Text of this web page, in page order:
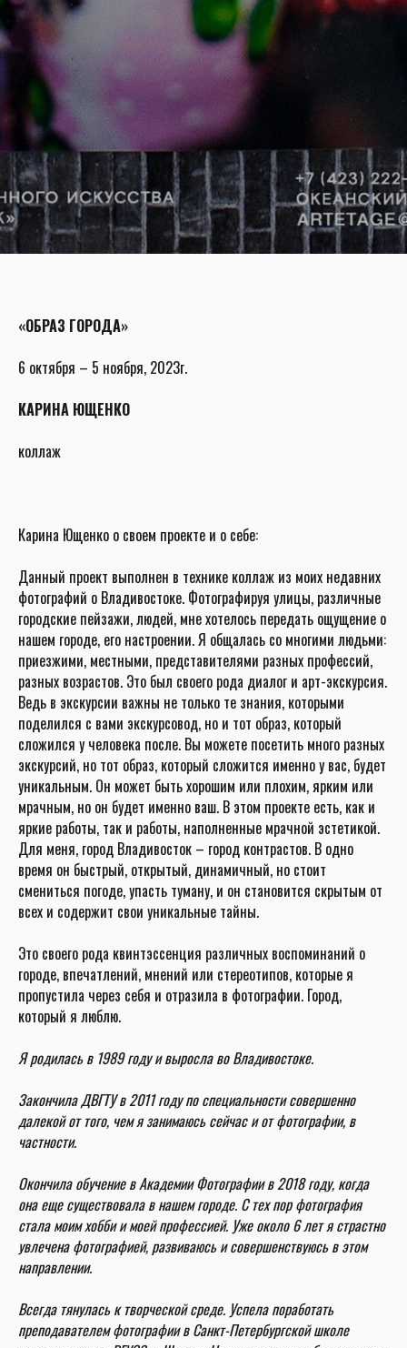
«ОБРАЗ ГОРОДА»
6 октября – 5 ноября, 2023г.
КАРИНА ЮЩЕНКО
коллаж
Карина Ющенко о своем проекте и о себе:
Данный проект выполнен в технике коллаж из моих недавних
фотографий о Владивостоке. Фотографируя улицы, различные
городские пейзажи, людей, мне хотелось передать ощущение о
нашем городе, его настроении. Я общалась со многими людьми:
приезжими, местными, представителями разных профессий,
разных возрастов. Это был своего рода диалог и арт-экскурсия.
Ведь в экскурсии важны не только те знания, которыми
поделился с вами экскурсовод, но и тот образ, который
сложился у человека после. Вы можете посетить много разных
экскурсий, но тот образ, который сложится именно у вас, будет
уникальным. Он может быть хорошим или плохим, ярким или
мрачным, но он будет именно ваш. В этом проекте есть, как и
яркие работы, так и работы, наполненные мрачной эстетикой.
Для меня, город Владивосток – город контрастов. В одно
время он быстрый, открытый, динамичный, но стоит
смениться погоде, упасть туману, и он становится скрытым от
всех и содержит свои уникальные тайны.
Это своего рода квинтэссенция различных воспоминаний о
городе, впечатлений, мнений или стереотипов, которые я
пропустила через себя и отразила в фотографии. Город,
который я люблю.
Я родилась в 1989 году и выросла во Владивостоке.
Закончила ДВГТУ в 2011 году по специальности совершенно
далекой от того, чем я занимаюсь сейчас и от фотографии, в
частности.
Окончила обучение в Академии Фотографии в 2018 году, когда
она еще существовала в нашем городе. С тех пор фотография
стала моим хобби и моей профессией. Уже около 6 лет я страстно
увлечена фотографией, развиваюсь и совершенствуюсь в этом
направлении.
Всегда тянулась к творческой среде. Успела поработать
преподавателем фотографии в Санкт-Петербургской школе